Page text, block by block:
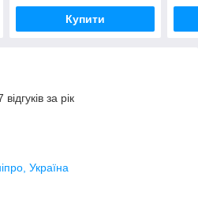
Купити
за рік
Україна